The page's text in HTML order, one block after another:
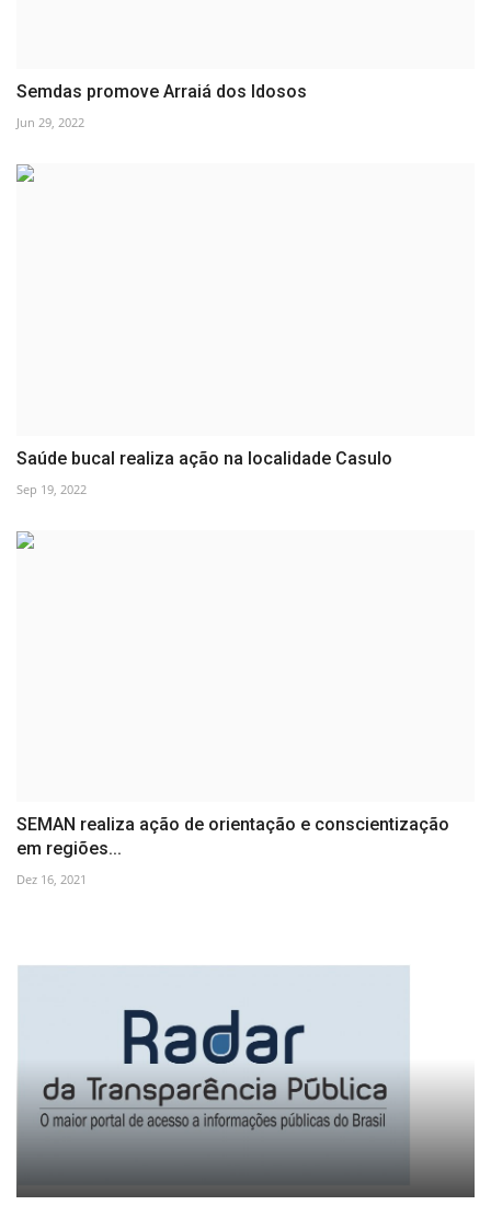
Semdas promove Arraiá dos Idosos
Jun 29, 2022
Saúde bucal realiza ação na localidade Casulo
Sep 19, 2022
SEMAN realiza ação de orientação e conscientização
em regiões...
Dez 16, 2021